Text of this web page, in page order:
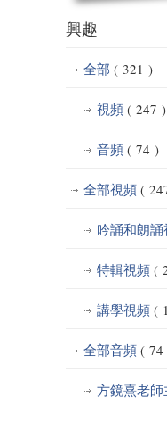
興趣
全部 ( 321 )
視頻 ( 247 )
音頻 ( 74 )
全部視頻 (
吟誦和朗
特輯視頻 (
講學視頻 (
全部音頻 ( 74
方鏡熹老